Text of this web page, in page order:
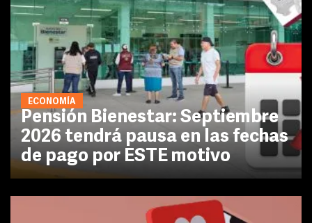
ECONOMÍA
Pensión Bienestar: Septiembre
2026 tendrá pausa en las fechas
de pago por ESTE motivo